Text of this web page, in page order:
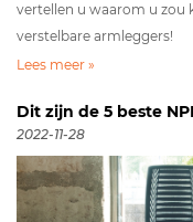
vertellen u waarom u zou
verstelbare armleggers!
Lees meer »
Dit zijn de 5 beste
2022-11-28